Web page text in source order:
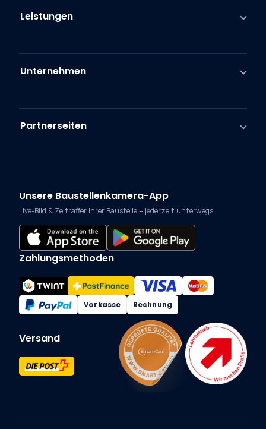
Leistungen
Unternehmen
Partnerseiten
Unsere Baustellenkamera-App
Live-Bild & Zeitraffer Ihrer Baustelle – jederzeit unterwegs
Zahlungsmethoden
Vorkasse Rechnung
Versand